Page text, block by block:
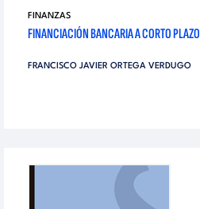
FINANZAS
FINANCIACIÓN BANCARIA A CORTO PLAZO
FRANCISCO JAVIER ORTEGA VERDUGO